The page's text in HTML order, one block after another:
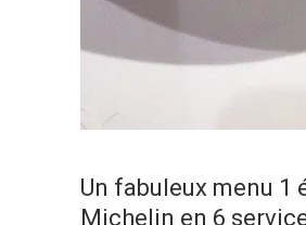
Un fabuleux menu 1
Michelin en 6